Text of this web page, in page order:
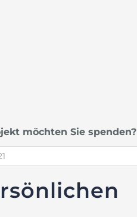
möchten Sie spenden?